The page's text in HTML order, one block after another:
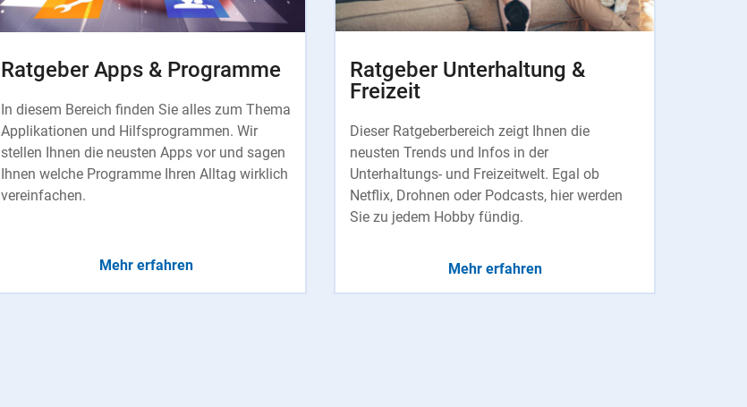
Ratgeber Apps & Programme
In diesem Bereich finden Sie alles zum Thema
Applikationen und Hilfsprogrammen. Wir
stellen Ihnen die neusten Apps vor und sagen
Ihnen welche Programme Ihren Alltag wirklich
vereinfachen.
Mehr erfahren
Ratgeber Unterhaltung &
Freizeit
Dieser Ratgeberbereich zeigt Ihnen die
neusten Trends und Infos in der
Unterhaltungs- und Freizeitwelt. Egal ob
Netflix, Drohnen oder Podcasts, hier werden
Sie zu jedem Hobby fündig.
Mehr erfahren